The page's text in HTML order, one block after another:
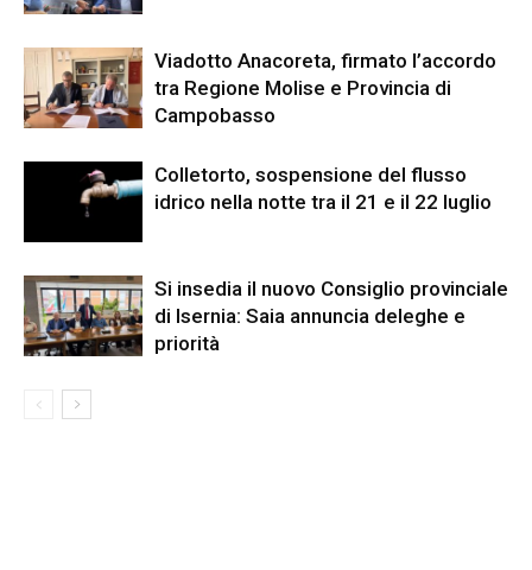
Viadotto Anacoreta, firmato l’accordo
tra Regione Molise e Provincia di
Campobasso
Colletorto, sospensione del flusso
idrico nella notte tra il 21 e il 22 luglio
Si insedia il nuovo Consiglio provinciale
di Isernia: Saia annuncia deleghe e
priorità